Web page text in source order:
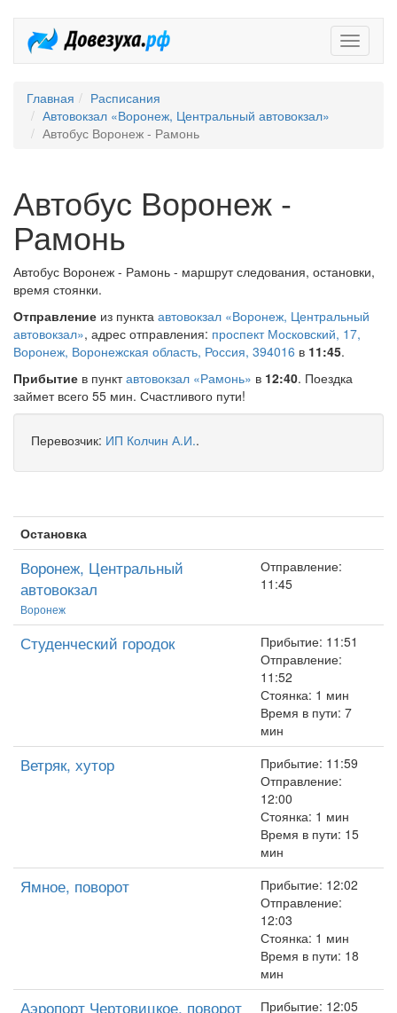
Главная
Расписания
Автовокзал «Воронеж, Центральный автовокзал»
Автобус Воронеж - Рамонь
Автобус Воронеж -
Рамонь
Автобус Воронеж - Рамонь - маршрут следования, остановки,
время стоянки.
Отправление из пункта автовокзал «Воронеж, Центральный
автовокзал», адрес отправления: проспект Московский, 17,
Воронеж, Воронежская область, Россия, 394016 в 11:45.
Прибытие в пунктавтовокзал «Рамонь» в 12:40. Поездка
займет всего 55 мин. Счастливого пути!
Перевозчик: ИП Колчин А.И..
Остановка
Воронеж, Центральный
автовокзал
Воронеж
Отправление:
11:45
Студенческий городок
Прибытие: 11:51
Отправление:
11:52
Стоянка: 1 мин
Время в пути: 7
мин
Ветряк, хутор
Прибытие: 11:59
Отправление:
12:00
Стоянка: 1 мин
Время в пути: 15
мин
Ямное, поворот
Прибытие: 12:02
Отправление:
12:03
Стоянка: 1 мин
Время в пути: 18
мин
Аэропорт Чертовицкое, поворот
Прибытие: 12:05